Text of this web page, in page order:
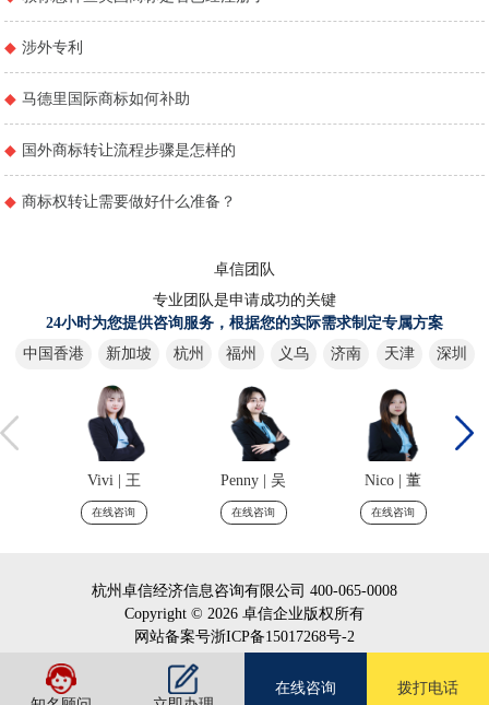
◆ 涉外专利
◆ 马德里国际商标如何补助
◆ 国外商标转让流程步骤是怎样的
◆ 商标权转让需要做好什么准备？
卓信团队
专业团队是申请成功的关键
24小时为您提供咨询服务，根据您的实际需求制定专属方案
中国香港
新加坡 杭州 福州 义乌 济南 天津 深圳
Vivi | 王
在线咨询
Penny | 吴
在线咨询
Nico | 董
在线咨询
杭州卓信经济信息咨询有限公司 400-065-0008
Copyright © 2026 卓信企业版权所有
网站备案号浙ICP备15017268号-2
在线咨询 拨打电话